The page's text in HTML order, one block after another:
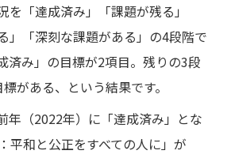
を「達成済み」「課題が残る」
」「深刻な課題がある」の4段階で
済み」の目標が2項目。残りの3段
がある、という結果です。
年（2022年）に「達成済み」とな
平和と公正をすべての人に」が